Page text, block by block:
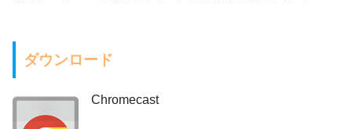
ダウンロード
Chromecast